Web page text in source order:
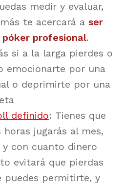
medir y evaluar,
te acercará a ser
póker profesional.
si a la larga pierdes o
emocionarte por una
o deprimirte por una
definido: Tienes que
jugarás al mes,
y con cuanto dinero
evitará que pierdas
puedes permitirte, y